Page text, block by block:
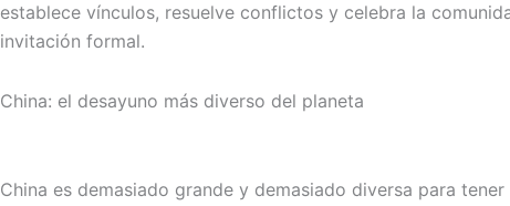
establece vínculos, resuelve conflictos y celebra la
invitación formal.
China: el desayuno más diverso del planeta
China es demasiado grande y demasiado diversa para